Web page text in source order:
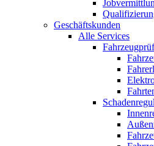
Geschäftskunden
Alle Services